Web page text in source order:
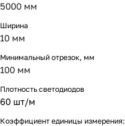
5000 мм
Ширина
10 мм
Минимальный отрезок, мм
100 мм
Плотность светодиодов
60 шт/м
Коэффициент единицы измерения: